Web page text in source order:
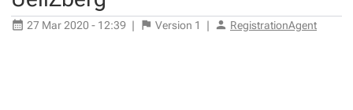
27 Mar 2020 - 12:39 | Version 1 | RegistrationAgent